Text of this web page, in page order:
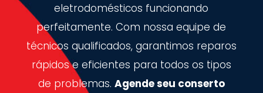
eletrodomésticos funcionando
perfeitamente. Com nossa equipe de
técnicos qualificados, garantimos reparos
rápidos e eficientes para todos os tipos
de problemas. Agende seu conserto